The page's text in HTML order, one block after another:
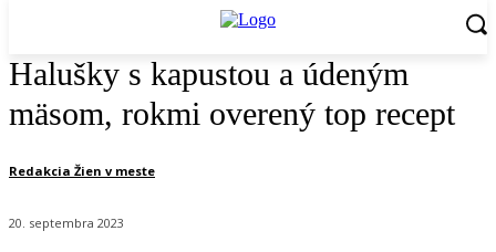
Halušky s kapustou a údeným
mäsom, rokmi overený top recept
Redakcia Žien v meste
20. septembra 2023